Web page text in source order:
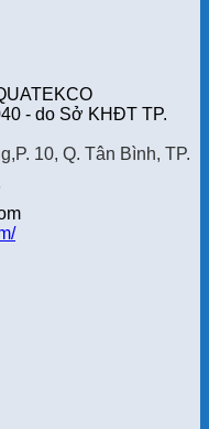
- do Sở KHĐT TP.
10, Q. Tân Bình, TP.